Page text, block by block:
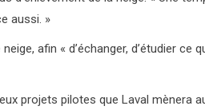
aussi. »
afin « d’échanger, d’étudier
projets pilotes que Laval